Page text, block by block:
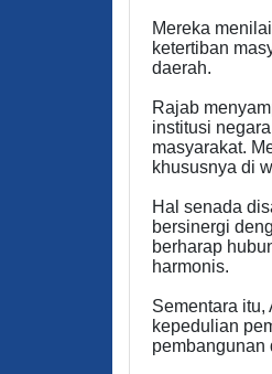
Mereka
ketertiban
daerah.
Rajab
institusi
masyarakat.
khususnya di
Hal senada
bersinergi
berharap
harmonis.
Sementara
kepedulian
pembangunan